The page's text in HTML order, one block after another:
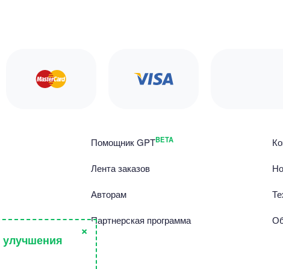
сайта
Помощник GPTBETA
Лента заказов
Авторам
Партнерская программа
улучшения
×